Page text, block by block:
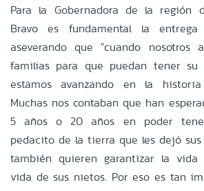
Para la Gobernadora de la región
Bravo es fundamental la
aseverando que "cuando nosotros
familias para que puedan tener
estamos avanzando en la
Muchas nos contaban que han
5 años o 20 años en poder
pedacito de la tierra que les dejó
también quieren garantizar la
vida de sus nietos. Por eso es tan